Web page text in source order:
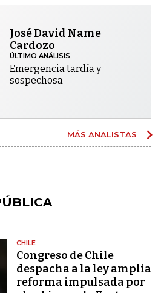
José David Name
Cardozo
ÚLTIMO ANÁLISIS
Emergencia tardía y
sospechosa
MÁS ANALISTAS
CHILE
Congreso de Chile
despacha a la ley amplia
reforma impulsada por